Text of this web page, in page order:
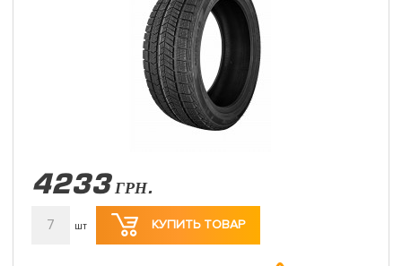
4233 ГРН.
7 шт КУПИТЬ ТОВАР